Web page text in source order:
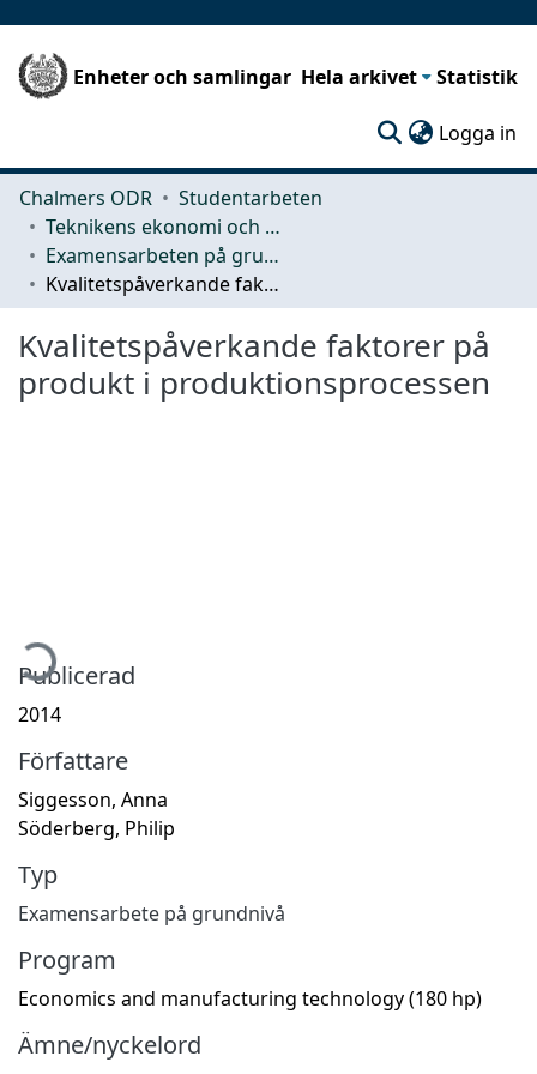
Enheter och samlingar Hela arkivet Statistik
Logga in
Chalmers ODR
Studentarbeten
Teknikens ekonomi och organisation
Examensarbeten på grundnivå
Kvalitetspåverkande faktorer på produkt i produktionsprocessen
Kvalitetspåverkande faktorer på
produkt i produktionsprocessen
Publicerad
2014
Författare
Siggesson, Anna
Söderberg, Philip
Typ
Examensarbete på grundnivå
Program
Economics and manufacturing technology (180 hp)
Ämne/nyckelord